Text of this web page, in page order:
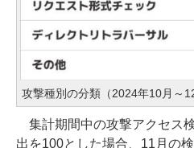
攻撃種別の分類（2024年10月～12
集計期間中の攻撃アクセス
出を100とした場合、11月の